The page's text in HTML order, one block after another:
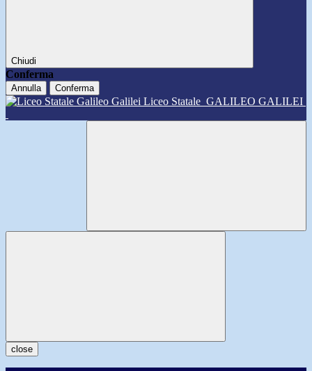
Chiudi
Conferma
Annulla Conferma
Liceo Statale GALILEO GALILEI
close